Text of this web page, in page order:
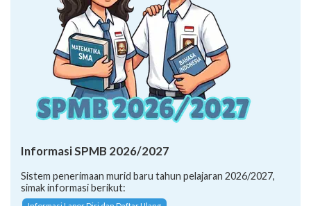
Informasi SPMB 2026/2027
Sistem penerimaan murid baru tahun pelajaran 2026/2027,
simak informasi berikut: